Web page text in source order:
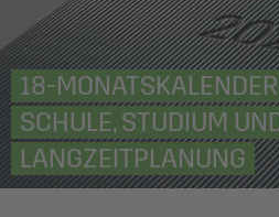
18-
SCHULE, STUDIUM
LANGZEITPLANUNG